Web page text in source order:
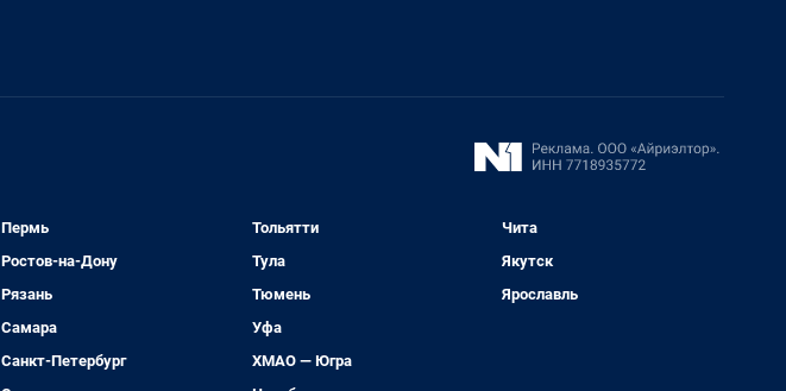
Пермь
Ростов-на-Дону
Рязань
Самара
Санкт-Петербург
Тольятти
Тула
Тюмень
Уфа
ХМАО — Югра
Чита
Якутск
Ярославль